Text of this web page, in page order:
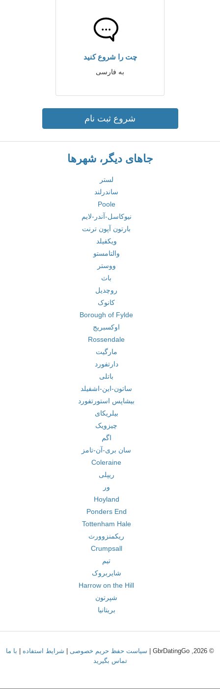
چت را شروع کنید
به فارسی
شروع ثبت نام
جاهای دیگر، شهرها
لستر
ساندرلند
Poole
نیوکاسل-آندر-لایم
بارتون آپون ترنت
ویکفیلد
والتامستو
ووستر
باث
روچدیل
کانوک
Borough of Fylde
اوکسبریج
Rossendale
مارگیت
دارتفورد
باتلی
ساتون-این-اشفیلد
بیشاپس استورتفورد
بیلریکای
چیزویک
اگم
سان بری-آن-تامز
Coleraine
ریپلی
ور
Hoyland
Ponders End
Tottenham Hale
ریکمنزوورث
Crumpsall
تیم
شایربروک
Harrow on the Hill
شپرتون
بریتانیا
© 2026, GbrDatingGo | سیاست حفظ حریم خصوصی شرایط استفاده
با ما
تماس بگیرید